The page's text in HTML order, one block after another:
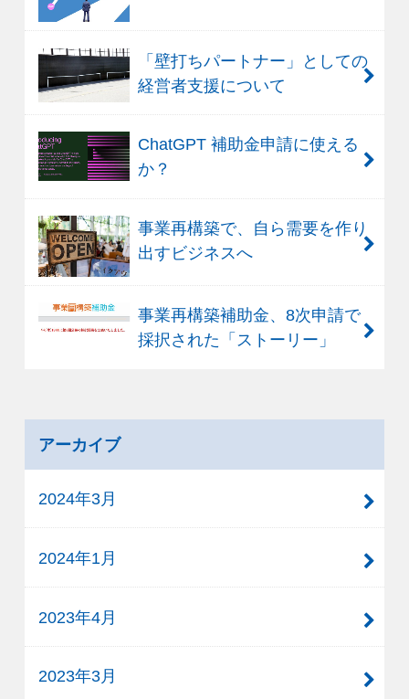
「壁打ちパートナー」としての
経営者支援について
ChatGPT 補助金申請に使える
か？
事業再構築で、自ら需要を作り
出すビジネスへ
事業再構築補助金、8次申請で
採択された「ストーリー」
アーカイブ
2024年3月
2024年1月
2023年4月
2023年3月